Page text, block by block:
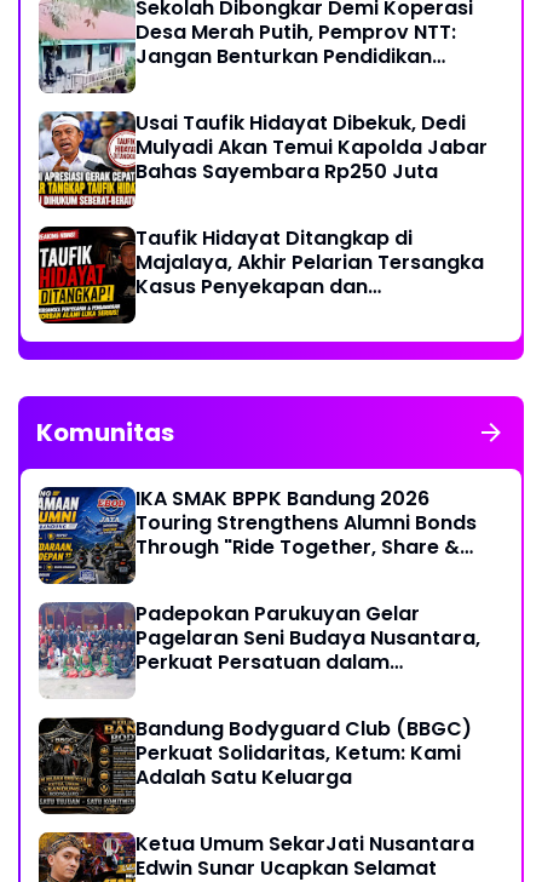
Sekolah Dibongkar Demi Koperasi
Desa Merah Putih, Pemprov NTT:
Jangan Benturkan Pendidikan
Usai Taufik Hidayat Dibekuk, Dedi
Mulyadi Akan Temui Kapolda Jabar
Bahas Sayembara Rp250 Juta
Taufik Hidayat Ditangkap di
Majalaya, Akhir Pelarian Tersangka
Kasus Penyekapan dan
Komunitas
IKA SMAK BPPK Bandung 2026
Touring Strengthens Alumni Bonds
Through "Ride Together, Share &
Padepokan Parukuyan Gelar
Pagelaran Seni Budaya Nusantara,
Perkuat Persatuan dalam
Bandung Bodyguard Club (BBGC)
Perkuat Solidaritas, Ketum: Kami
Adalah Satu Keluarga
Ketua Umum SekarJati Nusantara
Edwin Sunar Ucapkan Selamat